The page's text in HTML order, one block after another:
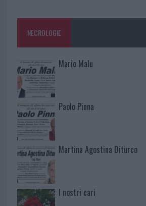
NECROLOGIE
Mario Malu
Paolo Pinna
Martina Agostina Diturco
I nostri cari